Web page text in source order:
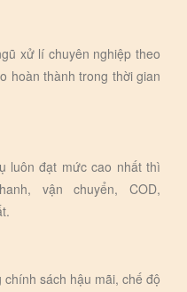
xử lí chuyên nghiệp theo
hoàn thành trong thời gian
luôn đạt mức cao nhất thì
vận chuyển, COD,
sách hậu mãi, chế độ